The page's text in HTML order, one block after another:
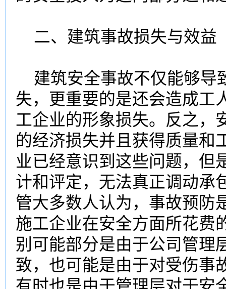
二、建筑事故损失与效益
建筑安全事故不仅能够导
失，更重要的是还会造成工
工企业的形象损失。反之，
的经济损失并且获得质量和
业已经意识到这些问题，但
计和评定，无法真正调动承
管大多数人认为，事故预防
施工企业在安全方面所花费
别可能部分是由于公司管理
致，也可能是由于对受伤事